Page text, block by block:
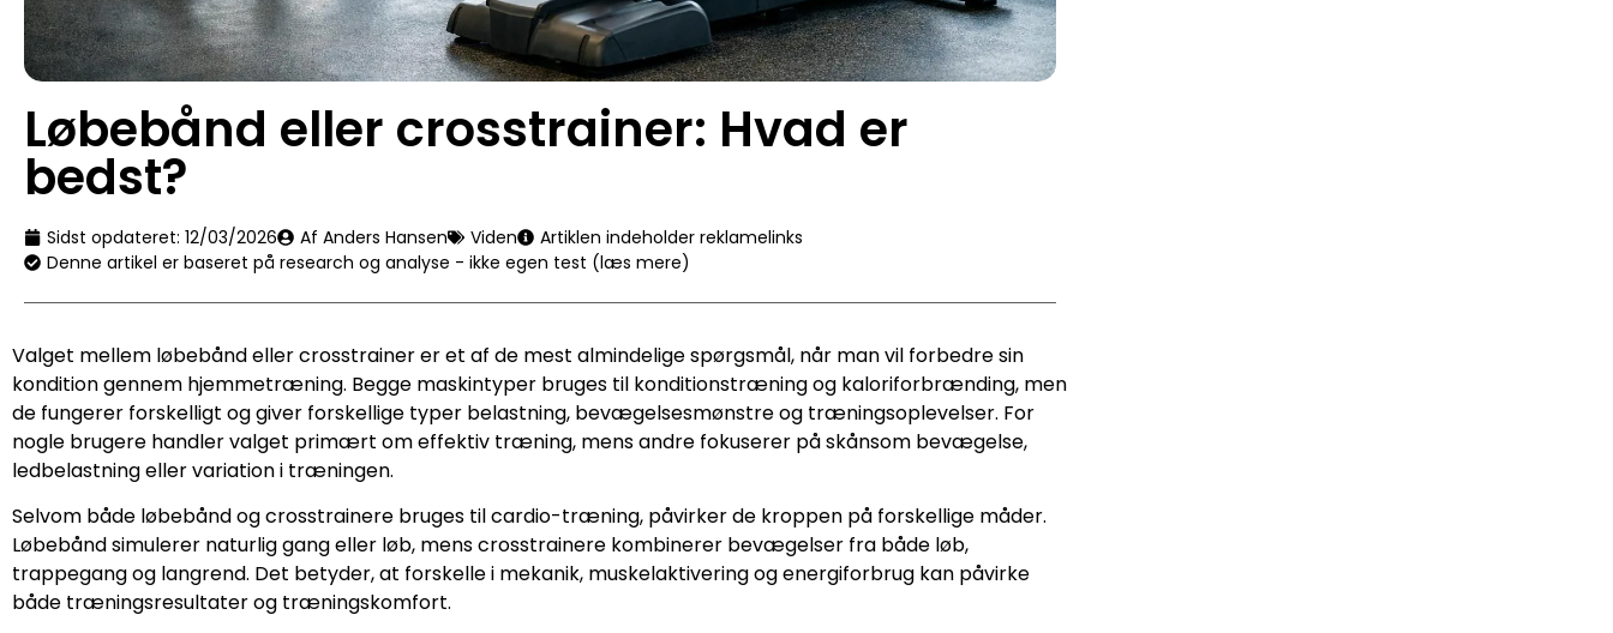
Løbebånd eller crosstrainer: Hvad er
bedst?
Sidst opdateret: 12/03/2026 Af Anders Hansen Viden
Artiklen indeholder reklamelinks
Denne artikel er baseret på research og analyse - ikke egen test (læs mere)
Valget mellem løbebånd eller crosstrainer er et af de mest almindelige spørgsmål, når man vil forbedre sin
kondition gennem hjemmetræning. Begge maskintyper bruges til konditionstræning og kaloriforbrænding, men
de fungerer forskelligt og giver forskellige typer belastning, bevægelsesmønstre og træningsoplevelser. For
nogle brugere handler valget primært om effektiv træning, mens andre fokuserer på skånsom bevægelse,
ledbelastning eller variation i træningen.
Selvom både løbebånd og crosstrainere bruges til cardio-træning, påvirker de kroppen på forskellige måder.
Løbebånd simulerer naturlig gang eller løb, mens crosstrainere kombinerer bevægelser fra både løb,
trappegang og langrend. Det betyder, at forskelle i mekanik, muskelaktivering og energiforbrug kan påvirke
både træningsresultater og træningskomfort.